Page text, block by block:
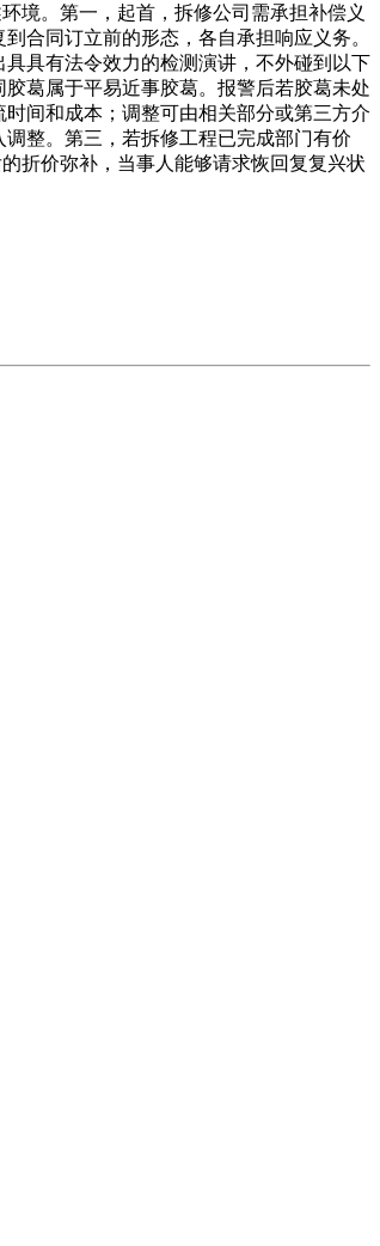
境。第一，起首，拆修公司需承担补偿义
合同订立前的形态，各自承担响应义务。
具有法令效力的检测演讲，不外碰到以下
葛属于平易近事胶葛。报警后若胶葛未处
间和成本；调整可由相关部分或第三方介
整。第三，若拆修工程已完成部门有价
折价弥补，当事人能够请求恢回复复兴状